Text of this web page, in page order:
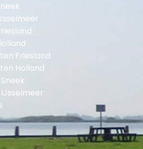
Friesland
Holland